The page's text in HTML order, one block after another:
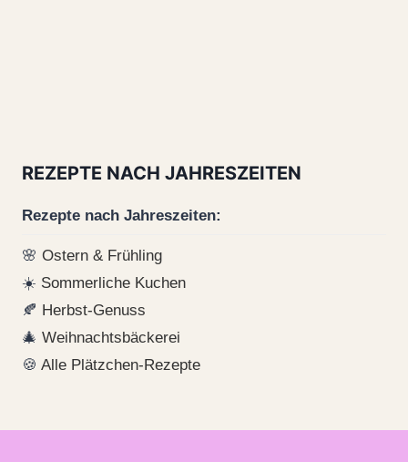
REZEPTE NACH JAHRESZEITEN
Rezepte nach Jahreszeiten:
🌸 Ostern & Frühling
☀️ Sommerliche Kuchen
🍂 Herbst-Genuss
🎄 Weihnachtsbäckerei
🍪 Alle Plätzchen-Rezepte